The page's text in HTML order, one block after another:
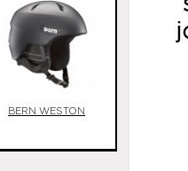
BERN WESTON